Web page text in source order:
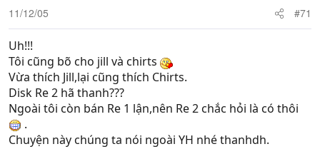
11/12/05 #71
Uh!!!
Tôi cũng bõ cho jill và chirts
Vừa thích Jill,lại cũng thích Chirts.
Disk Re 2 hã thanh???
Ngoài tôi còn bán Re 1 lận,nên Re 2 chắc hỏi là có thôi
.
Chuyện này chúng ta nói ngoài YH nhé thanhdh.